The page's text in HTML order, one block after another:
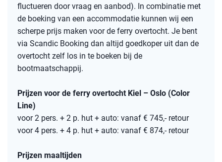
fluctueren door vraag en aanbod). In combinatie met
de boeking van een accommodatie kunnen wij een
scherpe prijs maken voor de ferry overtocht. Je bent
via Scandic Booking dan altijd goedkoper uit dan de
overtocht zelf los in te boeken bij de
bootmaatschappij.
Prijzen voor de ferry overtocht Kiel – Oslo (Color
Line)
voor 2 pers. + 2 p. hut + auto: vanaf € 745,- retour
voor 4 pers. + 4 p. hut + auto: vanaf € 874,- retour
Prijzen maaltijden